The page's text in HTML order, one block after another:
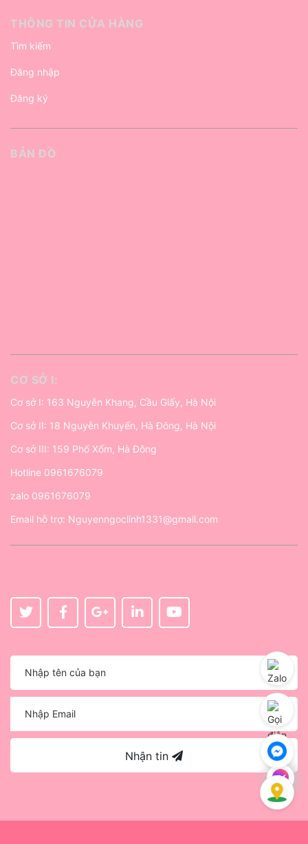
THÔNG TIN CỬA HÀNG
Tìm kiếm
Đăng nhập
Đăng ký
BẢN ĐỒ
CƠ SỞ I:
Cơ sở I: 163 Nguyễn Khang, Cầu Giấy, Hà Nội
Cơ sở II: 18 Nguyễn Khuyến, Hà Đông, Hà Nội
Cơ sở III: 159 Phố Xốm, Hà Đông
Hotline 0961676079
zalo 0961676079
Email hỗ trợ: Nguyenngoclinh1331@gmail.com
Nhận tin